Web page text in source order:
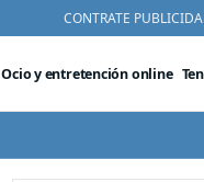
CONTRATE
Ocio y entretención online